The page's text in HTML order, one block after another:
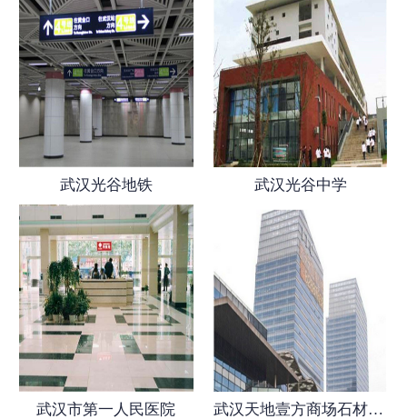
武汉光谷地铁 武汉光谷中学
武汉市第一人民医院 武汉天地壹方商场石材日常养护